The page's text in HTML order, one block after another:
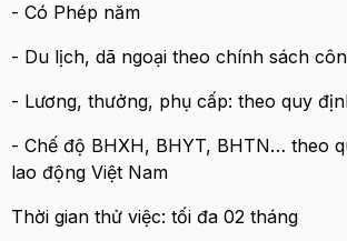
- Có Phép năm
- Du lịch, dã ngoại theo chính sách
- Lương, thưởng, phụ cấp: theo quy
- Chế độ BHXH, BHYT, BHTN… theo
lao động Việt Nam
Thời gian thử việc: tối đa 02 tháng